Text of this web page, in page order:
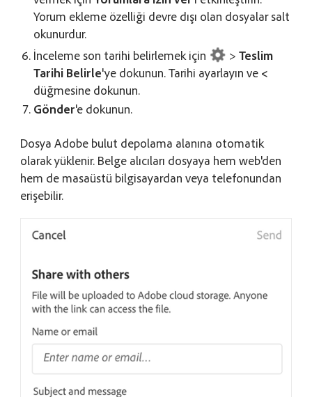
Yorum ekleme özelliği devre dışı olan dosyalar salt
okunurdur.
İnceleme son tarihi belirlemek için
>Teslim
Tarihi Belirle'ye dokunun. Tarihi ayarlayın ve <
düğmesine dokunun.
Gönder'e dokunun.
Dosya Adobe bulut depolama alanına otomatik
olarak yüklenir. Belge alıcıları dosyaya hem web'den
hem de masaüstü bilgisayardan veya telefonundan
erişebilir.